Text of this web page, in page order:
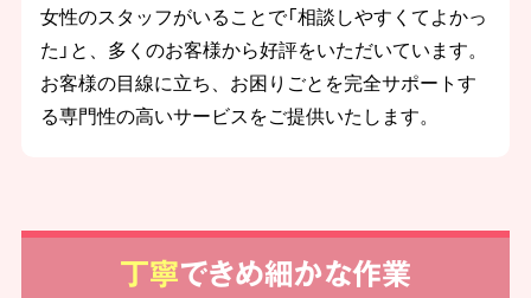
女性のスタッフがいることで「相談しやすくてよかっ
た」と、多くのお客様から好評をいただいています。
お客様の目線に立ち、お困りごとを完全サポートす
る専門性の高いサービスをご提供いたします。
丁寧できめ細かな作業